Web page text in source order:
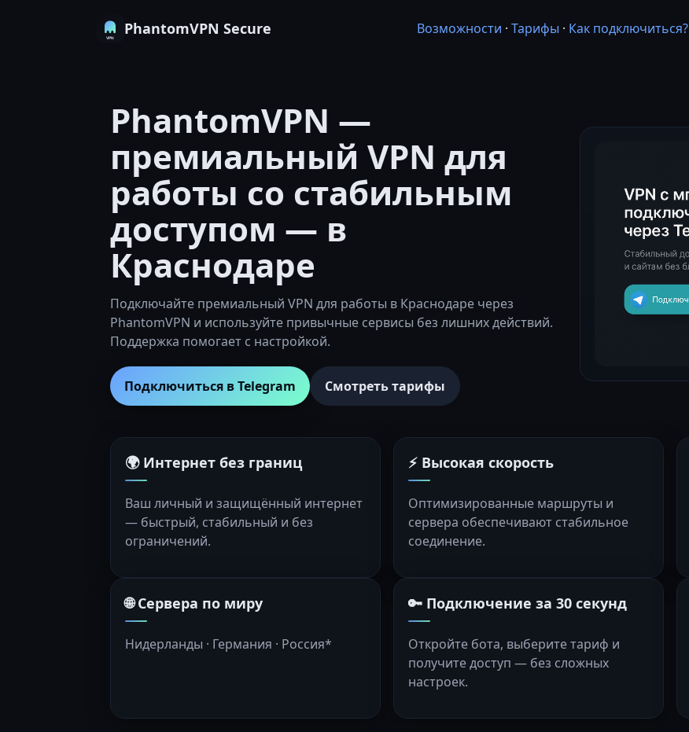
PhantomVPN Secure Возможности · Тарифы · Как подключиться?
PhantomVPN —
премиальный VPN для
работы со стабильным
доступом — в
Краснодаре
Подключайте премиальный VPN для работы в Краснодаре через
PhantomVPN и используйте привычные сервисы без лишних действий.
Поддержка помогает с настройкой.
Подключиться в Telegram Смотреть тарифы
🌍 Интернет без границ
Ваш личный и защищённый интернет
— быстрый, стабильный и без
ограничений.
⚡ Высокая скорость
Оптимизированные маршруты и
сервера обеспечивают стабильное
соединение.
🌐 Сервера по миру
Нидерланды · Германия · Россия*
🔑 Подключение за 30 секунд
Откройте бота, выберите тариф и
получите доступ — без сложных
настроек.